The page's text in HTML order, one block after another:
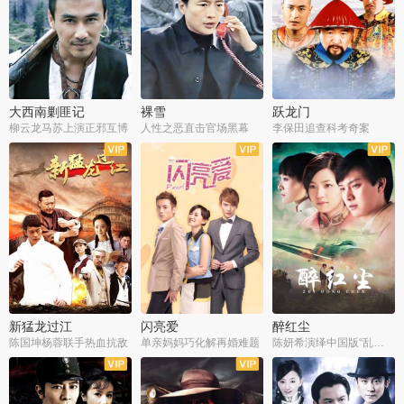
大西南剿匪记
柳云龙马苏上演正邪互博
裸雪
人性之恶直击官场黑幕
跃龙门
李保田追查科考奇案
全36集
新猛龙过江
陈国坤杨蓉联手热血抗敌
全37集
闪亮爱
单亲妈妈巧化解再婚难题
全30集
醉红尘
陈妍希演绎中国版“乱世佳人”
全30集
全30集 全30集